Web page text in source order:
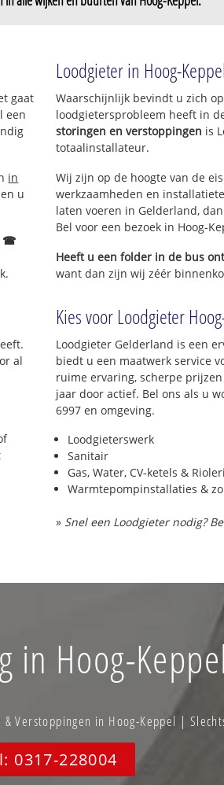
gaat
een
in
u
☎
al
Loodgieter in Hoog-Keppel
Waarschijnlijk bevindt u zich
loodgietersprobleem heeft in
storingen en verstoppingen is
totaalinstallateur.
Wij zijn op de hoogte van de
werkzaamheden en
laten voeren in Gelderland,
Bel voor een bezoek in Hoog-
Heeft u een folder in de bus
want dan zijn wij zéér
Kies voor Loodgieter
Loodgieter Gelderland is een
biedt u een maatwerk service
ruime ervaring, scherpe
jaar door actief. Bel ons als u
6997 en omgeving.
Loodgieterswerk
Sanitair
Gas, Water, CV-ketels &
Warmtepompinstallaties &
» Snel een Loodgieter nodig?
in Hoog-
Verstoppingen in Hoog-Keppel |
0317-228004